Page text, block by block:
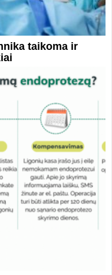
taikoma ir